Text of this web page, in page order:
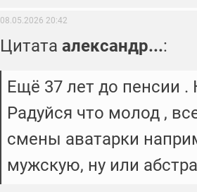
08.05.2026 20:42
Цитата александр...:
Ещё 37 лет до пенсии .
Радуйся что молод ,
смены аватарки
мужскую, ну или